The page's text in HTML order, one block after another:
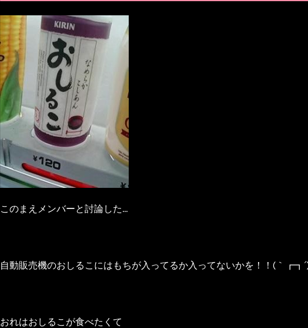
このまえメンバーと討論した…
自動販売機のおしるこにはもちが入ってるか入ってないかを！！(｀
おれはおしるこが食べたくて